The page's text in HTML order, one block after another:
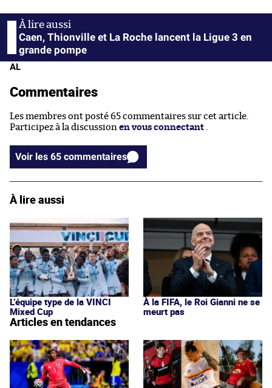
Caen, Thionville et La Roche lancent la Ligue 3 en
grande pompe
AL
Commentaires
Les membres ont posté 65 commentaires sur cet article.
Participez à la discussion en vous connectant
Voir les 65 commentaires
À lire aussi
L’équipe type de la VINCI
Mixed Cup
À la FIFA, le Roi Gianni ne se
meurt pas
Articles en tendances